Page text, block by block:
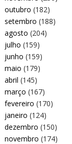
outubro (182)
setembro (188)
agosto (204)
julho (159)
junho (159)
maio (179)
abril (145)
março (167)
fevereiro (170)
janeiro (124)
dezembro (150)
novembro (174)